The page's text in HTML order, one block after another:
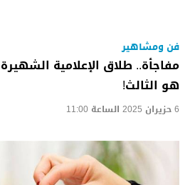
فن ومشاهير
مفاجأة.. طلاق الإعلامية
هو الثالث!
6 حزيران 2025 الساعة 11:00